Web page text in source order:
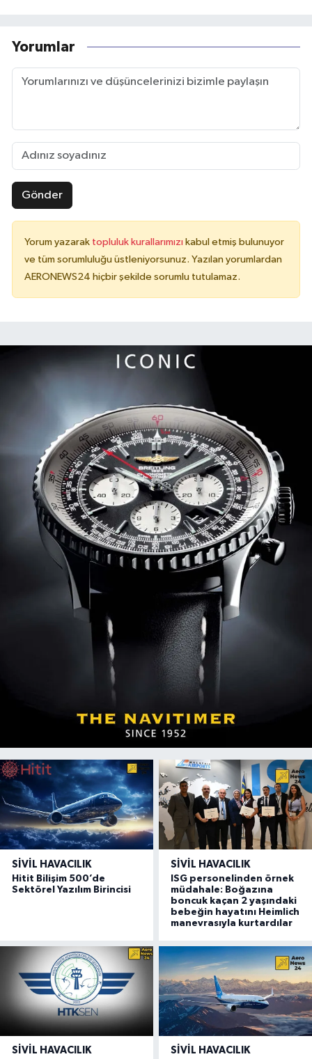
Yorumlar
Gönder
Yorum yazarak topluluk kurallarımızı kabul etmiş bulunuyor
ve tüm sorumluluğu üstleniyorsunuz. Yazılan yorumlardan
AERONEWS24 hiçbir şekilde sorumlu tutulamaz.
SIVIL HAVACILIK
Hitit Bilişim 500’de
Sektörel Yazılım Birincisi
SIVIL HAVACILIK
ISG personelinden örnek
müdahale: Boğazına
boncuk kaçan 2 yaşındaki
bebeğin hayatını Heimlich
manevrasıyla kurtardılar
SIVIL HAVACILIK SIVIL HAVACILIK